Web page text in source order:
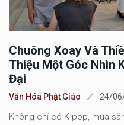
Chuông Xoay Và
Thiệu Một Góc Nhìn
Đại
Văn Hóa Phật Giáo 24/
Không chỉ có K-pop, mua